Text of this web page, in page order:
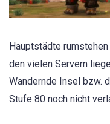
Hauptstädte
den vielen Servern
Wandernde Insel bzw.
Stufe 80 noch nicht